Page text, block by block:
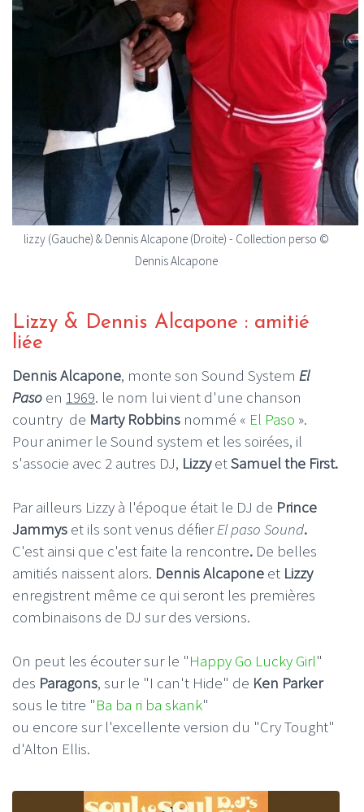
lizzy (Gauche) & Dennis Alcapone (Droite) - Collection perso ©
Dennis Alcapone
Lizzy & Dennis Alcapone : amitié
liée
Dennis Alcapone, monte son Sound System El
Paso en 1969. le nom lui vient d'une chanson
country de Marty Robbins nommé « El Paso ».
Pour animer le Sound system et les soirées, il
s'associe avec 2 autres DJ, LizzyetSamuel the First.
Par ailleurs Lizzy à l'époque était le DJ de Prince
Jammys et ils sont venus défierEl paso Sound.
C'est ainsi que c'est faite la rencontre. De belles
amitiés naissent alors. Dennis Alcapone et Lizzy
enregistrent même ce qui seront les premières
combinaisons de DJ sur des versions.
On peut les écouter sur le "Happy Go Lucky Girl"
des Paragons, sur le "I can't Hide" de Ken Parker
sous le titre "Ba ba ri ba skank"
ou encore sur l'excellente version du "Cry Tought"
d'Alton Ellis.